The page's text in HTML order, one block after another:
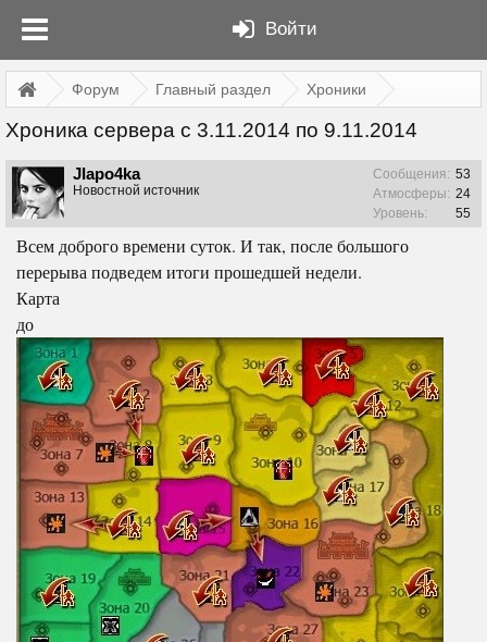
Войти
Форум Главный раздел Хроники
Хроника сервера с 3.11.2014 по 9.11.2014
JIapo4ka
Новостной источник
Сообщения: 53
Атмосферы: 24
Уровень:
55
Всем доброго времени суток. И так, после большого
перерыва подведем итоги прошедшей недели.
Карта
до